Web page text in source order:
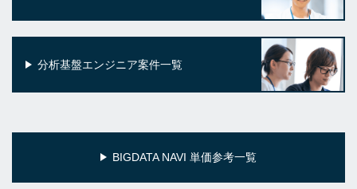
分析基盤エンジニア案件一覧
BIGDATA NAVI 単価参考一覧